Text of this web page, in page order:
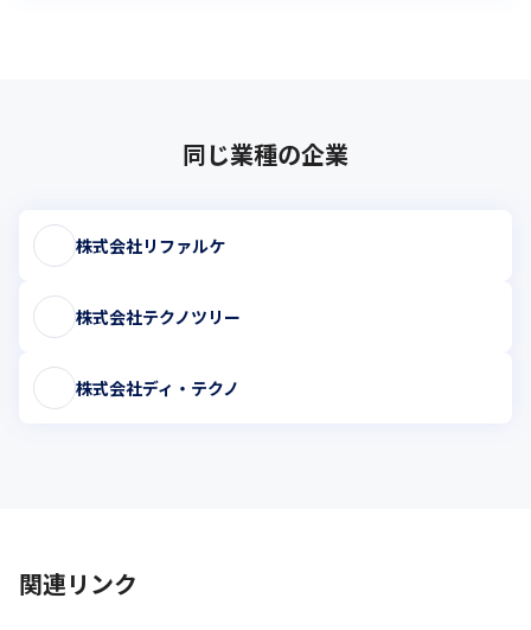
サイバーリーズン提供の認定資格プログラムを受講し、
また、実際のＳＯＣ（セキュリティ・オペレーション・センタ
や
セキュリティ運用のノウハウを学んでいけるように設計していま
す。
サイバーリーズンとBREXA Technologyは、今回のプロジェクト
を通じて、
日本市場におけるサイバーセキュリティ人材不足の課題解決に寄
与すべく取り組んでまいります。
同じ業種の企業
株式会社リファルケ
株式会社テクノツリー
株式会社ディ・テクノ
関連リンク